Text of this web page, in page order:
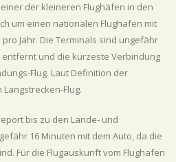
der kleineren Flughäfen in den
um einen nationalen Flughafen mit
Jahr. Die Terminals sind ungefähr
entfernt und die kürzeste Verbindung
Flug. Laut Definition der
Flug.
bis zu den Lande- und
16 Minuten mit dem Auto, da die
Für die Flugauskunft vom Flughafen